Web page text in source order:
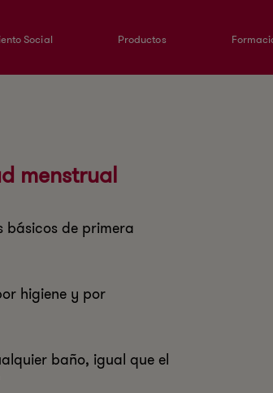
Social Productos
menstrual
básicos de primera
higiene y por
baño, igual que el